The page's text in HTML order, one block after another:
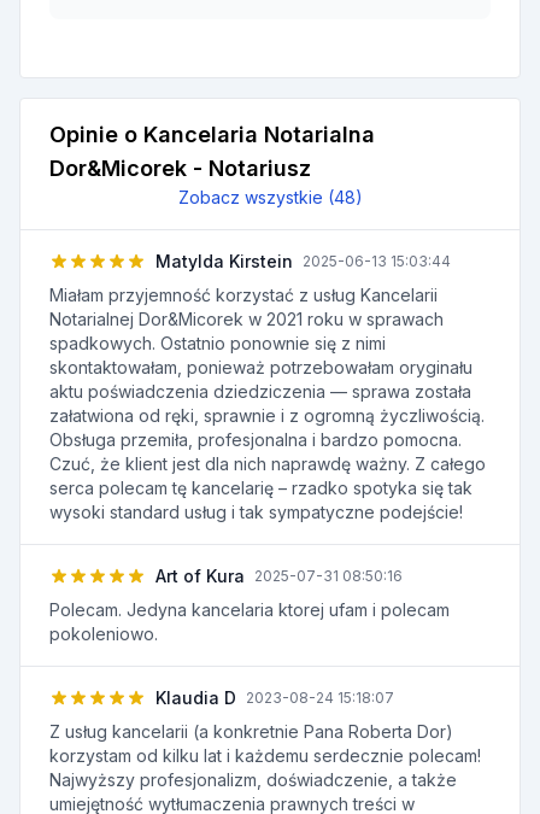
Opinie o Kancelaria Notarialna
Dor&Micorek - Notariusz
Zobacz wszystkie (48)
Matylda Kirstein 2025-06-13 15:03:44
Miałam przyjemność korzystać z usług Kancelarii
Notarialnej Dor&Micorek w 2021 roku w sprawach
spadkowych. Ostatnio ponownie się z nimi
skontaktowałam, ponieważ potrzebowałam oryginału
aktu poświadczenia dziedziczenia — sprawa została
załatwiona od ręki, sprawnie i z ogromną życzliwością.
Obsługa przemiła, profesjonalna i bardzo pomocna.
Czuć, że klient jest dla nich naprawdę ważny. Z całego
serca polecam tę kancelarię – rzadko spotyka się tak
wysoki standard usług i tak sympatyczne podejście!
Art of Kura 2025-07-31 08:50:16
Polecam. Jedyna kancelaria ktorej ufam i polecam
pokoleniowo.
Klaudia D 2023-08-24 15:18:07
Z usług kancelarii (a konkretnie Pana Roberta Dor)
korzystam od kilku lat i każdemu serdecznie polecam!
Najwyższy profesjonalizm, doświadczenie, a także
umiejętność wytłumaczenia prawnych treści w